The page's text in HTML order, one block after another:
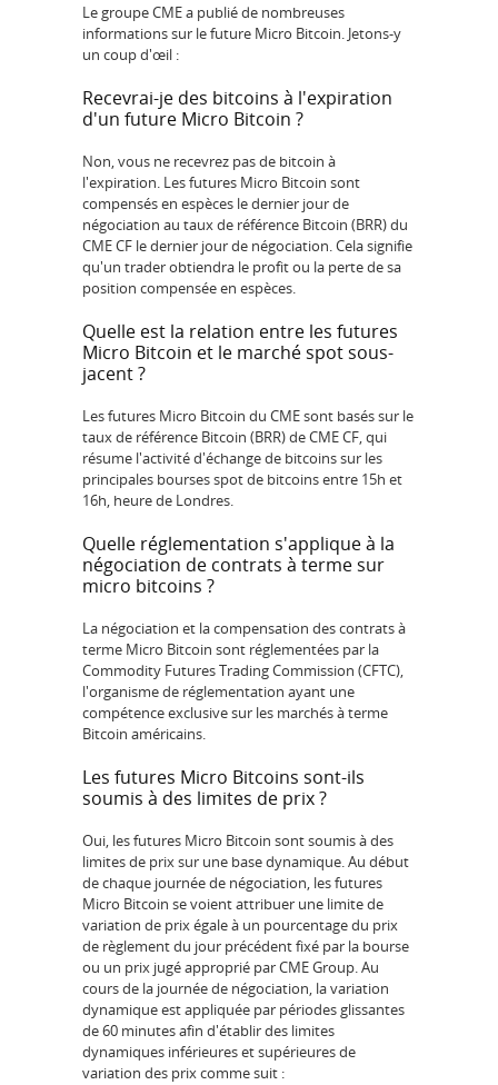
Le groupe CME a publié de nombreuses
informations sur le future Micro Bitcoin. Jetons-y
un coup d'œil :
Recevrai-je des bitcoins à l'expiration
d'un future Micro Bitcoin ?
Non, vous ne recevrez pas de bitcoin à
l'expiration. Les futures Micro Bitcoin sont
compensés en espèces le dernier jour de
négociation au taux de référence Bitcoin (BRR) du
CME CF le dernier jour de négociation. Cela signifie
qu'un trader obtiendra le profit ou la perte de sa
position compensée en espèces.
Quelle est la relation entre les futures
Micro Bitcoin et le marché spot sous-
jacent ?
Les futures Micro Bitcoin du CME sont basés sur le
taux de référence Bitcoin (BRR) de CME CF, qui
résume l'activité d'échange de bitcoins sur les
principales bourses spot de bitcoins entre 15h et
16h, heure de Londres.
Quelle réglementation s'applique à la
négociation de contrats à terme sur
micro bitcoins ?
La négociation et la compensation des contrats à
terme Micro Bitcoin sont réglementées par la
Commodity Futures Trading Commission (CFTC),
l'organisme de réglementation ayant une
compétence exclusive sur les marchés à terme
Bitcoin américains.
Les futures Micro Bitcoins sont-ils
soumis à des limites de prix ?
Oui, les futures Micro Bitcoin sont soumis à des
limites de prix sur une base dynamique. Au début
de chaque journée de négociation, les futures
Micro Bitcoin se voient attribuer une limite de
variation de prix égale à un pourcentage du prix
de règlement du jour précédent fixé par la bourse
ou un prix jugé approprié par CME Group. Au
cours de la journée de négociation, la variation
dynamique est appliquée par périodes glissantes
de 60 minutes afin d'établir des limites
dynamiques inférieures et supérieures de
variation des prix comme suit :